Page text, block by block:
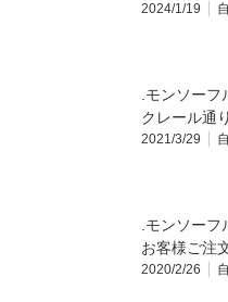
2024/1/19
.モンソー
クレール通
2021/3/29
.モンソー
お客様ご注
2020/2/26